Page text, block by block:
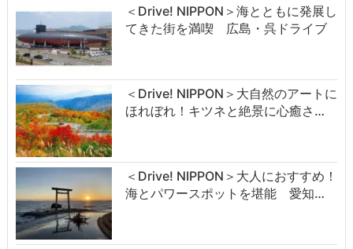
＜Drive! NIPPON＞海とともに発展し
てきた街を満喫 広島・呉ドライブ
＜Drive! NIPPON＞大自然のアートに
ほれぼれ！キツネと絶景に心癒さ…
＜Drive! NIPPON＞大人におすすめ！
海とパワースポットを堪能 愛知…